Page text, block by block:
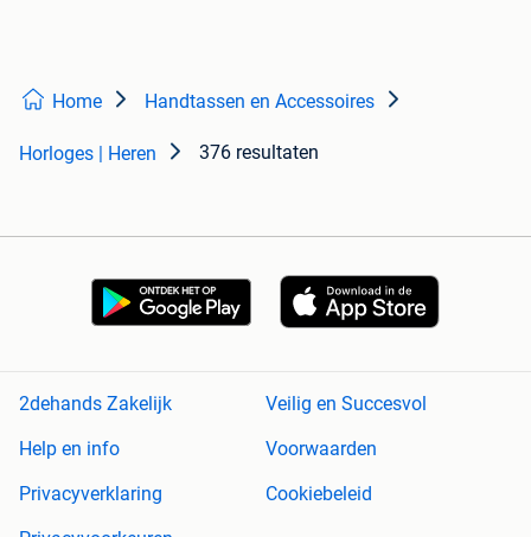
Home Handtassen en Accessoires
Horloges | Heren 376 resultaten
2dehands Zakelijk
Veilig en Succesvol
Help en info
Voorwaarden
Privacyverklaring
Cookiebeleid